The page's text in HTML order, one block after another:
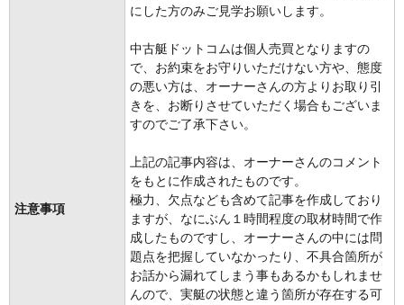
注意事項
にした方のみご見学お願いします。
中古艇ドットコムは個人売買となりますの
で、お約束をお守りいただけない方や、態度
の悪い方は、オーナーさんの方よりお取り引
きを、お断りさせていただく場合もございま
すのでご了承下さい。
上記の記事内容は、オーナーさんのコメント
をもとに作成されたものです。
極力、欠点なども含めて記事を作成しており
ますが、なにぶん１時間程度の取材時間で作
成したものですし、オーナーさんの中には問
題点を把握していなかったり、不具合箇所が
お話から漏れてしまう事もあるかもしれませ
んので、実艇の状態と違う箇所が存在する可